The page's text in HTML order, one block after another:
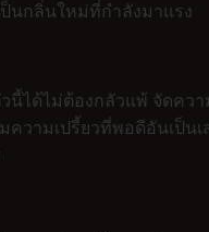
นกลิ่นใหม่ที่กำลังมาแรง
นี้ได้ไม่ต้องกลัวแพ้ จัดคว
ความเปรี้ยวที่พอดีอันเป็น